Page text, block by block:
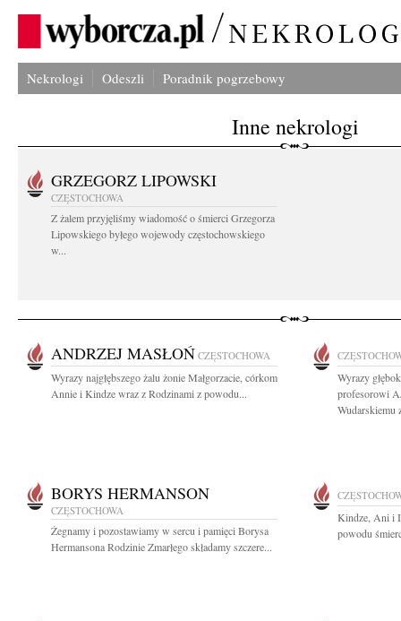
Nekrologi Odeszli Poradnik pogrzebowy
Inne nekrologi
GRZEGORZ LIPOWSKI
CZĘSTOCHOWA
Z żalem przyjęliśmy wiadomość o śmierci Grzegorza
Lipowskiego byłego wojewody częstochowskiego
w...
ANDRZEJ MASŁOŃ CZĘSTOCHOWA
Wyrazy najgłębszego żalu żonie Małgorzacie, córkom
Annie i Kindze wraz z Rodzinami z powodu...
Wyrazy
profesorowi
Wudarskiemu
BORYS HERMANSON
CZĘSTOCHOWA
Żegnamy i pozostawiamy w sercu i pamięci Borysa
Hermansona Rodzinie Zmarłego składamy szczere...
Kindze, Ani i
powodu